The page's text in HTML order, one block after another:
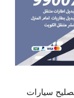
سيارات